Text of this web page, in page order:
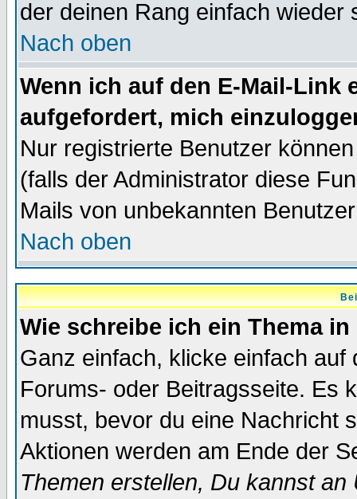
der deinen Rang einfach wieder
Nach oben
Wenn ich auf den E-Mail-Link
aufgefordert, mich
Nur registrierte Benutzer
(falls der Administrator diese
Mails von unbekannten
Nach oben
Wie schreibe ich ein Thema
Ganz einfach, klicke einfach
Forums- oder Beitragsseite. Es
musst, bevor du eine Nachricht
Aktionen werden am Ende der
Themen erstellen, Du kannst